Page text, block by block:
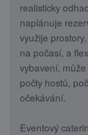
realisticky
naplánuje
využije
na počasí, a
vybavení,
počty hostů,
očekávání.
Eventový